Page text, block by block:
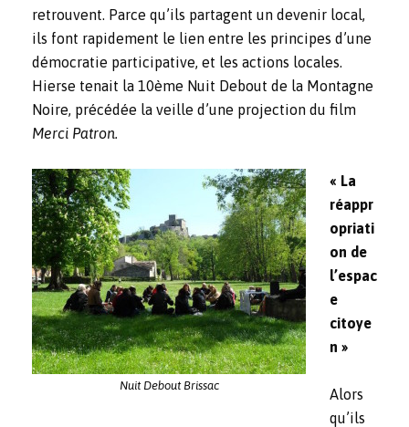
retrouvent. Parce qu’ils partagent un devenir local,
ils font rapidement le lien entre les principes d’une
démocratie participative, et les actions locales.
Hierse tenait la 10ème Nuit Debout de la Montagne
Noire, précédée la veille d’une projection du film
Merci Patron.
Nuit Debout Brissac
« La
réappr
opriati
on de
l’espac
e
citoye
n »
Alors
qu’ils